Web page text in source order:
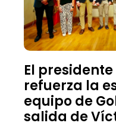
El
refuerza la
equipo de
salida de